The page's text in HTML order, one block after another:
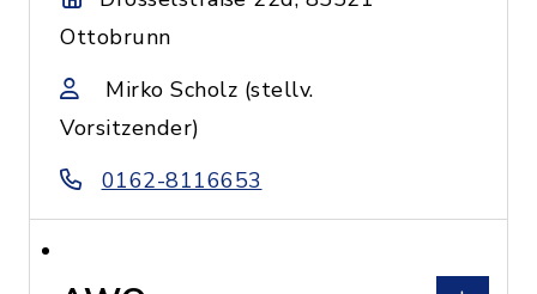
Ottobrunn
Mirko Scholz (stellv.
Vorsitzender)
0162-8116653